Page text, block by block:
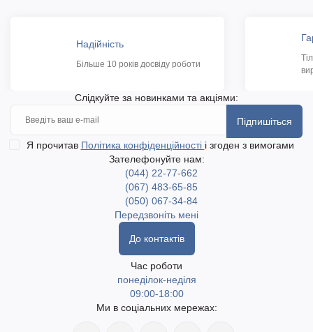
Надійність
Більше 10 років досвіду роботи
Слідкуйте за новинками та акціями:
Підпишіться
Я прочитав Політика конфіденційності і згоден з вимогами
Зателефонуйте нам:
(044) 22-77-662
(067) 483-65-85
(050) 067-34-84
Передзвоніть мені
До контактів
Час роботи
понеділок-неділя
09:00-18:00
Ми в соціальних мережах: